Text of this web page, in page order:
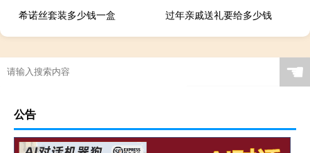
希诺丝套装多少钱一盒
过年亲戚送礼要给多少钱
☚
公告